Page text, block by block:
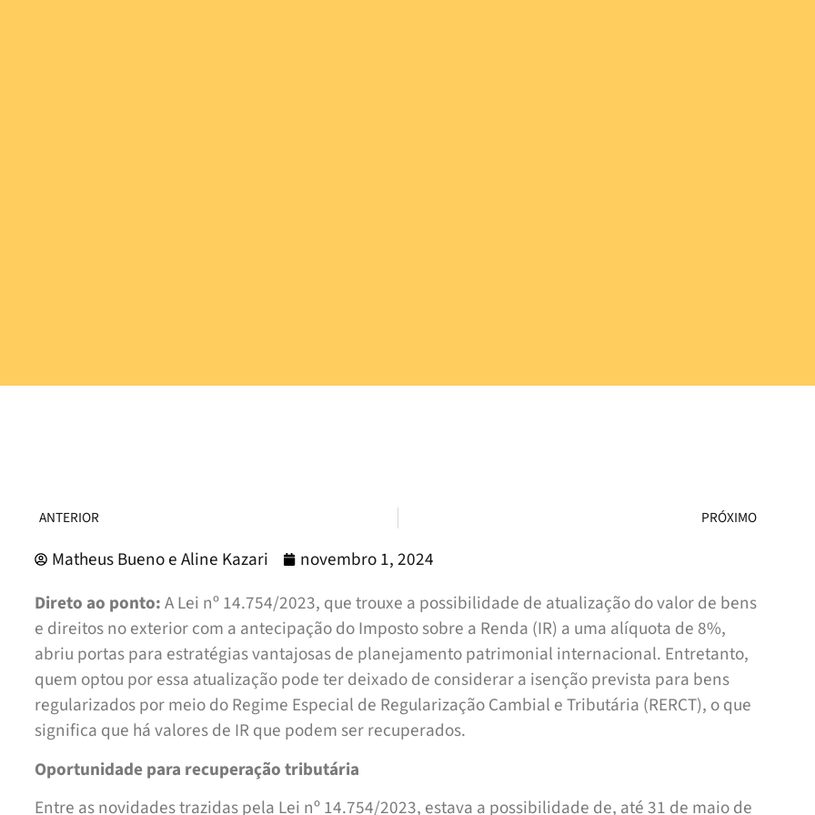
ANTERIOR PRÓXIMO
Matheus Bueno e Aline Kazari
novembro 1, 2024
Direto ao ponto:A Lei nº 14.754/2023, que trouxe a possibilidade de atualização do valor de bens
e direitos no exterior com a antecipação do Imposto sobre a Renda (IR) a uma alíquota de 8%,
abriu portas para estratégias vantajosas de planejamento patrimonial internacional. Entretanto,
quem optou por essa atualização pode ter deixado de considerar a isenção prevista para bens
regularizados por meio do Regime Especial de Regularização Cambial e Tributária (RERCT), o que
significa que há valores de IR que podem ser recuperados.
Oportunidade para recuperação tributária
Entre as novidades trazidas pela Lei nº 14.754/2023, estava a possibilidade de, até 31 de maio de